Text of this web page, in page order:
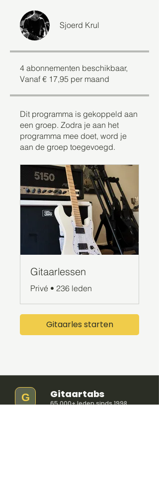
Sjoerd Krul
4 abonnementen beschikbaar,
Vanaf € 17,95 per maand
Dit programma is gekoppeld aan
een groep. Zodra je aan het
programma mee doet, word je
aan de groep toegevoegd.
Gitaarlessen
Privé • 236 leden
Gitaarles starten
G Gitaartabs
65.000+ leden sinds 1998